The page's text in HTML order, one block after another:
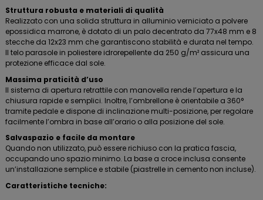
Struttura robusta e materiali di qualità
Realizzato con una solida struttura in alluminio verniciato a polvere
epossidica marrone, è dotato di un palo decentrato da 77x48 mm e 8
stecche da 12x23 mm che garantiscono stabilità e durata nel tempo.
Il telo parasole in poliestere idrorepellente da 250 g/m² assicura una
protezione efficace dal sole.
Massima praticità d’uso
Il sistema di apertura retrattile con manovella rende l’apertura e la
chiusura rapide e semplici. Inoltre, l’ombrellone è orientabile a 360°
tramite pedale e dispone di inclinazione multi-posizione, per regolare
facilmente l’ombra in base all’orario o alla posizione del sole.
Salvaspazio e facile da montare
Quando non utilizzato, può essere richiuso con la pratica fascia,
occupando uno spazio minimo. La base a croce inclusa consente
un’installazione semplice e stabile (piastrelle in cemento non incluse).
Caratteristiche tecniche: